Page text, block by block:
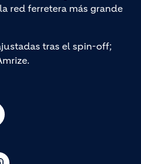
red ferretera más grande
tras el spin-off;